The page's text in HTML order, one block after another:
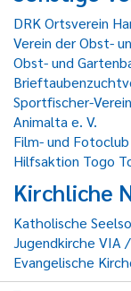
DRK Ortsverein
Verein der Obst-
Obst- und
Sportfischer-
Animalta e. V.
Film- und
Hilfsaktion Togo
Kirchliche
Katholische
Jugendkirche VIA
Evangelische